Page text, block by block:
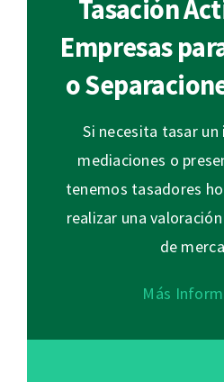
Tasación
Empresas
o
Si necesita tasar un
mediaciones o
tenemos tasadores
realizar una
de
Más